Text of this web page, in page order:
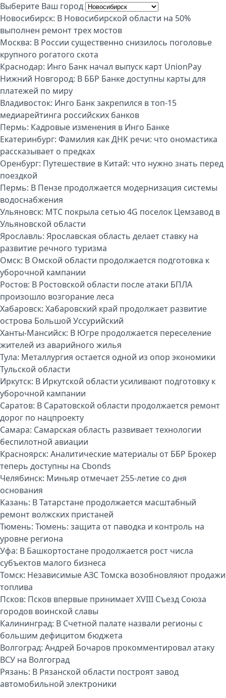
Выберите Ваш город
Новосибирск: В Новосибирской области на 50%
выполнен ремонт трех мостов
Москва: В России существенно снизилось поголовье
крупного рогатого скота
Краснодар: Инго Банк начал выпуск карт UnionPay
Нижний Новгород: В ББР Банке доступны карты для
платежей по миру
Владивосток: Инго Банк закрепился в топ-15
медиарейтинга российских банков
Пермь: Кадровые изменения в Инго Банке
Екатеринбург: Фамилия как ДНК речи: что ономастика
рассказывает о предках
Оренбург: Путешествие в Китай: что нужно знать перед
поездкой
Пермь: В Пензе продолжается модернизация системы
водоснабжения
Ульяновск: МТС покрыла сетью 4G поселок Цемзавод в
Ульяновской области
Ярославль: Ярославская область делает ставку на
развитие речного туризма
Омск: В Омской области продолжается подготовка к
уборочной кампании
Ростов: В Ростовской области после атаки БПЛА
произошло возгорание леса
Хабаровск: Хабаровский край продолжает развитие
острова Большой Уссурийский
Ханты-Мансийск: В Югре продолжается переселение
жителей из аварийного жилья
Тула: Металлургия остается одной из опор экономики
Тульской области
Иркутск: В Иркутской области усиливают подготовку к
уборочной кампании
Саратов: В Саратовской области продолжается ремонт
дорог по нацпроекту
Самара: Самарская область развивает технологии
беспилотной авиации
Красноярск: Аналитические материалы от ББР Брокер
теперь доступны на Cbonds
Челябинск: Миньяр отмечает 255-летие со дня
основания
Казань: В Татарстане продолжается масштабный
ремонт волжских пристаней
Тюмень: Тюмень: защита от паводка и контроль на
уровне региона
Уфа: В Башкортостане продолжается рост числа
субъектов малого бизнеса
Томск: Независимые АЗС Томска возобновляют продажи
топлива
Псков: Псков впервые принимает XVIII Съезд Союза
городов воинской славы
Калининград: В Счетной палате назвали регионы с
большим дефицитом бюджета
Волгоград: Андрей Бочаров прокомментировал атаку
ВСУ на Волгоград
Рязань: В Рязанской области построят завод
автомобильной электроники